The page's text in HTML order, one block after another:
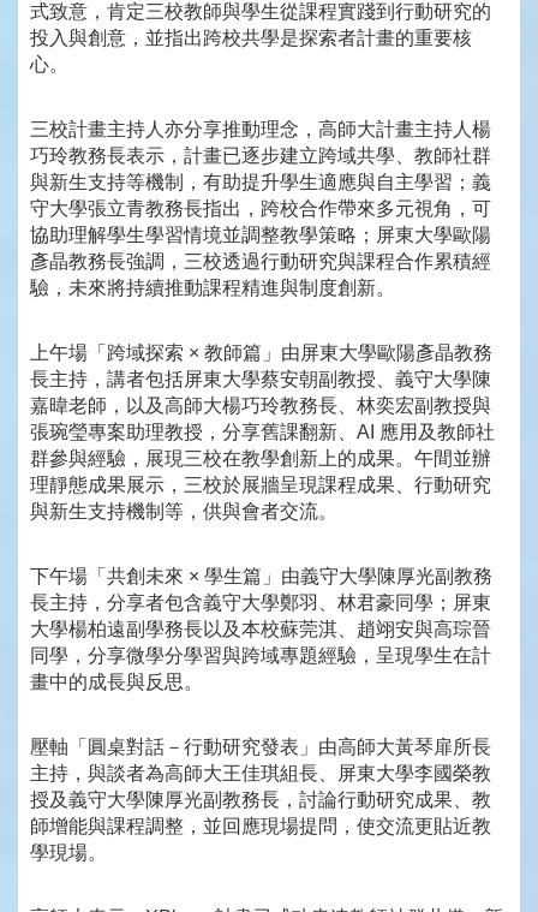
式致意，肯定三校教師與學生從課程實踐到行動研究的
投入與創意，並指出跨校共學是探索者計畫的重要核
心。
三校計畫主持人亦分享推動理念，高師大計畫主持人楊
巧玲教務長表示，計畫已逐步建立跨域共學、教師社群
與新生支持等機制，有助提升學生適應與自主學習；義
守大學張立青教務長指出，跨校合作帶來多元視角，可
協助理解學生學習情境並調整教學策略；屏東大學歐陽
彥晶教務長強調，三校透過行動研究與課程合作累積經
驗，未來將持續推動課程精進與制度創新。
上午場「跨域探索 × 教師篇」由屏東大學歐陽彥晶教務
長主持，講者包括屏東大學蔡安朝副教授、義守大學陳
嘉暐老師，以及高師大楊巧玲教務長、林奕宏副教授與
張琬瑩專案助理教授，分享舊課翻新、AI 應用及教師社
群參與經驗，展現三校在教學創新上的成果。午間並辦
理靜態成果展示，三校於展牆呈現課程成果、行動研究
與新生支持機制等，供與會者交流。
下午場「共創未來 × 學生篇」由義守大學陳厚光副教務
長主持，分享者包含義守大學鄭羽、林君豪同學；屏東
大學楊柏遠副學務長以及本校蘇莞淇、趙翊安與高琮晉
同學，分享微學分學習與跨域專題經驗，呈現學生在計
畫中的成長與反思。
壓軸「圓桌對話－行動研究發表」由高師大黃琴扉所長
主持，與談者為高師大王佳琪組長、屏東大學李國榮教
授及義守大學陳厚光副教務長，討論行動研究成果、教
師增能與課程調整，並回應現場提問，使交流更貼近教
學現場。